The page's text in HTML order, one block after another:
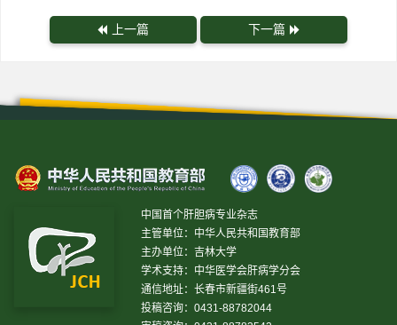
上一篇 下一篇
中国首个肝胆病专业杂志
主管单位：中华人民共和国教育部
主办单位：吉林大学
学术支持：中华医学会肝病学分会
通信地址：长春市新疆街461号
投稿咨询：0431-88782044